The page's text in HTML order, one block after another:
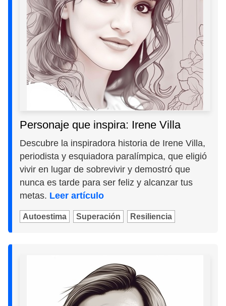
Personaje que inspira: Irene Villa
Descubre la inspiradora historia de Irene Villa,
periodista y esquiadora paralímpica, que eligió
vivir en lugar de sobrevivir y demostró que
nunca es tarde para ser feliz y alcanzar tus
metas. Leer artículo
Autoestima Superación Resiliencia